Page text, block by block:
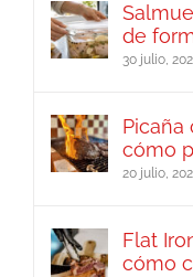
de
30 julio,
Picaña
cómo
20 julio,
Flat
cómo